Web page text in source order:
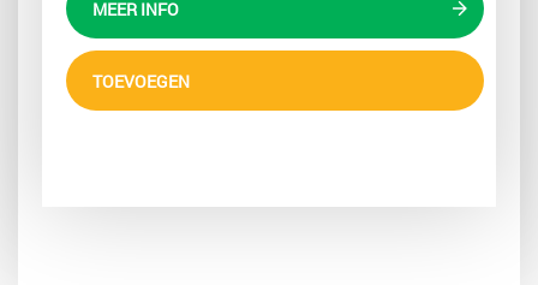
MEER INFO
TOEVOEGEN